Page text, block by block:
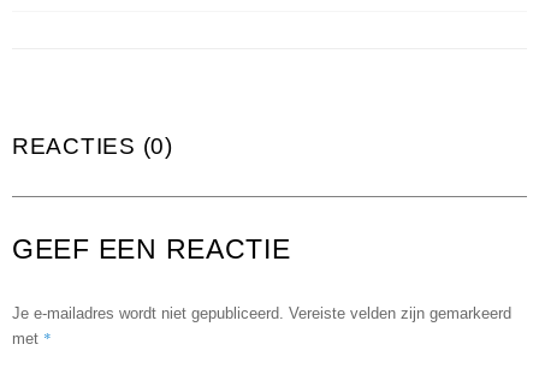
REACTIES (0)
GEEF EEN REACTIE
Je e-mailadres wordt niet gepubliceerd. Vereiste velden zijn gemarkeerd
met *